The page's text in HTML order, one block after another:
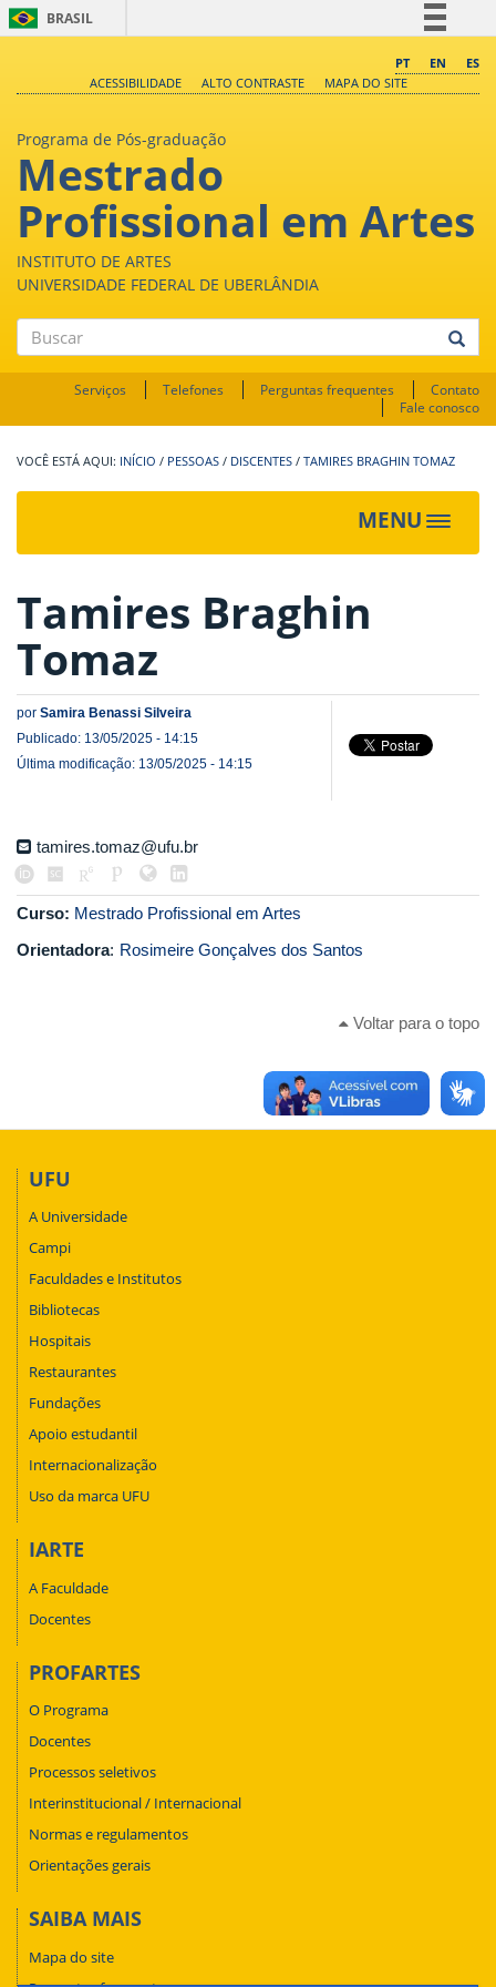
BRASIL
Comunica BR
Canais
PT EN
ES
ACESSIBILIDADE
ALTO CONTRASTE MAPA DO SITE
Programa de Pós-graduação
Mestrado
Profissional em Artes
INSTITUTO DE ARTES
UNIVERSIDADE FEDERAL DE UBERLÂNDIA
Buscar
Serviços Telefones Perguntas frequentes
Contato
Fale conosco
INÍCIO / PESSOAS / DISCENTES / TAMIRES BRAGHIN TOMAZ
MENU
Toggle
Tamires Braghin
Tomaz
por Samira Benassi Silveira
Publicado: 13/05/2025 - 14:15
Última modificação: 13/05/2025 - 14:15
tamires.tomaz@ufu.br
Curso: Mestrado Profissional em Artes
Orientadora: Rosimeire Gonçalves dos Santos
Voltar para o topo
UFU
A Universidade
Campi
Faculdades e Institutos
Bibliotecas
Hospitais
Restaurantes
Fundações
Apoio estudantil
Internacionalização
Uso da marca UFU
IARTE
A Faculdade
Docentes
PROFARTES
O Programa
Docentes
Processos seletivos
Interinstitucional / Internacional
Normas e regulamentos
Orientações gerais
SAIBA MAIS
Mapa do site